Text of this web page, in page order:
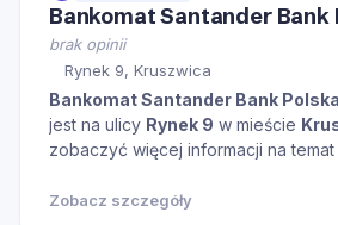
Bankomat Santander Bank
brak opinii
Rynek 9, Kruszwica
Bankomat Santander Bank Polska
jest na ulicy Rynek 9 w mieście
zobaczyć więcej informacji na
Zobacz szczegóły